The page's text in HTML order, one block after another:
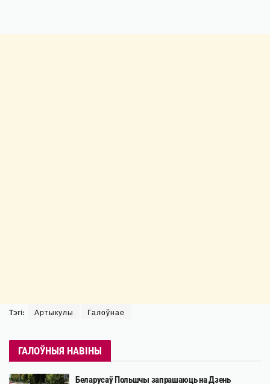
Тэгі: Артыкулы Галоўнае
ГАЛОЎНЫЯ НАВІНЫ
Беларусаў Польшчы запрашаюць на Дзень